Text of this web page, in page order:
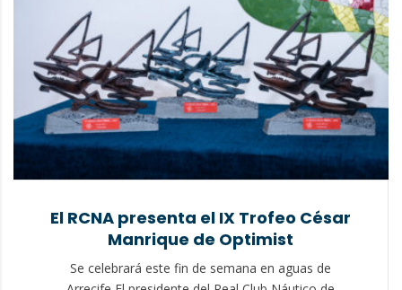
El RCNA presenta el IX Trofeo César
Manrique de Optimist
Se celebrará este fin de semana en aguas de